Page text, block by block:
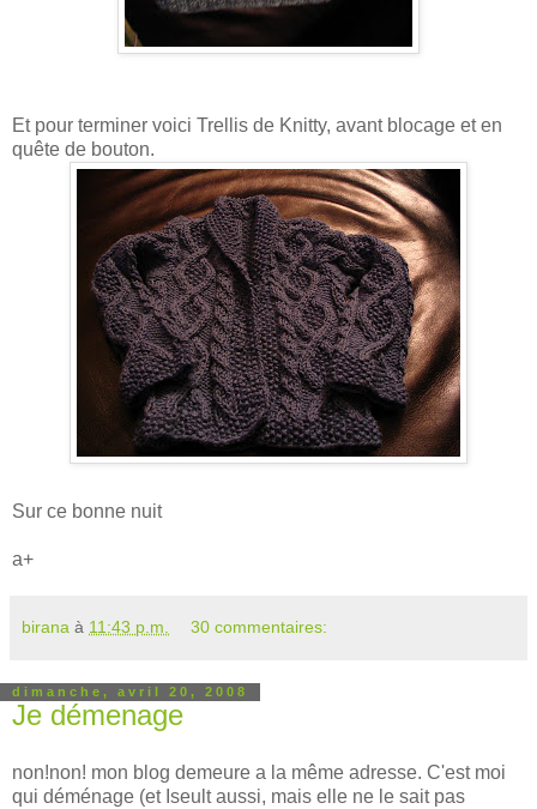
Et pour terminer voici Trellis de Knitty, avant blocage et en
quête de bouton.
Sur ce bonne nuit
a+
birana à 11:43 p.m. 30 commentaires:
dimanche, avril 20, 2008
Je démenage
non!non! mon blog demeure a la même adresse. C'est moi
qui déménage (et Iseult aussi, mais elle ne le sait pas